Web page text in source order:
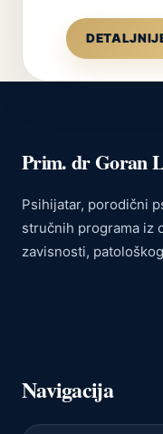
Prim. dr Goran
Psihijatar, porodični
stručnih programa iz
zavisnosti,
Navigacija